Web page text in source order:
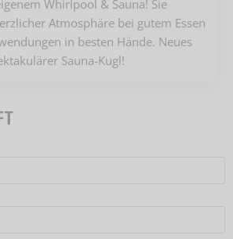
Whirlpool & Sauna! Sie
Atmosphäre bei gutem Essen
in besten Hände. Neues
Sauna-Kugl!